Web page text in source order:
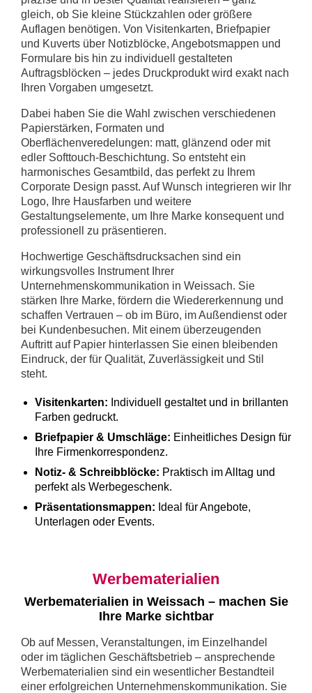
gleich, ob Sie kleine Stückzahlen oder größere
Auflagen benötigen. Von Visitenkarten, Briefpapier
und Kuverts über Notizblöcke, Angebotsmappen und
Formulare bis hin zu individuell gestalteten
Auftragsblöcken – jedes Druckprodukt wird exakt nach
Ihren Vorgaben umgesetzt.
Dabei haben Sie die Wahl zwischen verschiedenen
Papierstärken, Formaten und
Oberflächenveredelungen: matt, glänzend oder mit
edler Softtouch-Beschichtung. So entsteht ein
harmonisches Gesamtbild, das perfekt zu Ihrem
Corporate Design passt. Auf Wunsch integrieren wir Ihr
Logo, Ihre Hausfarben und weitere
Gestaltungselemente, um Ihre Marke konsequent und
professionell zu präsentieren.
Hochwertige Geschäftsdrucksachen sind ein
wirkungsvolles Instrument Ihrer
Unternehmenskommunikation in Weissach. Sie
stärken Ihre Marke, fördern die Wiedererkennung und
schaffen Vertrauen – ob im Büro, im Außendienst oder
bei Kundenbesuchen. Mit einem überzeugenden
Auftritt auf Papier hinterlassen Sie einen bleibenden
Eindruck, der für Qualität, Zuverlässigkeit und Stil
steht.
Visitenkarten: Individuell gestaltet und in brillanten
Farben gedruckt.
Briefpapier & Umschläge: Einheitliches Design für
Ihre Firmenkorrespondenz.
Notiz- & Schreibblöcke: Praktisch im Alltag und
perfekt als Werbegeschenk.
Präsentationsmappen: Ideal für Angebote,
Unterlagen oder Events.
Werbematerialien
Werbematerialien in Weissach – machen Sie
Ihre Marke sichtbar
Ob auf Messen, Veranstaltungen, im Einzelhandel
oder im täglichen Geschäftsbetrieb – ansprechende
Werbematerialien sind ein wesentlicher Bestandteil
einer erfolgreichen Unternehmenskommunikation. Sie